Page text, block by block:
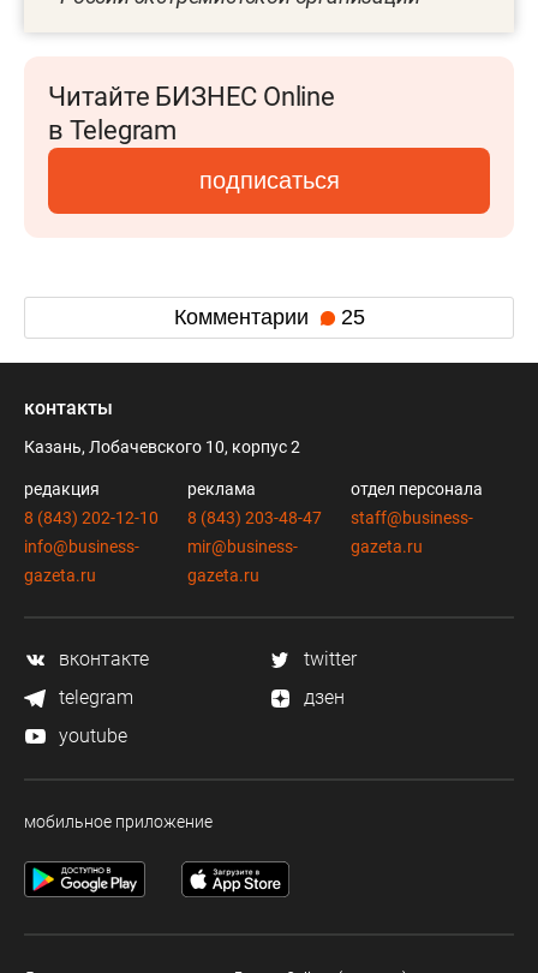
Читайте БИЗНЕС Online
в Telegram
подписаться
Комментарии 25
контакты
Казань, Лобачевского 10, корпус 2
редакция
8 (843) 202-12-10
info@business-
gazeta.ru
реклама
8 (843) 203-48-47
mir@business-
gazeta.ru
отдел персонала
staff@business-
gazeta.ru
вконтакте
twitter
telegram
дзен
youtube
мобильное приложение